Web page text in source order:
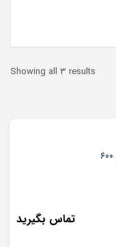
Showing all 3 results
تماس بگیرید